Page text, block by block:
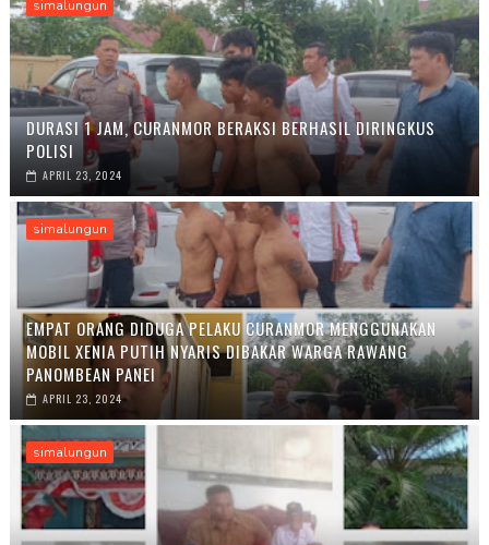
simalungun
DURASI 1 JAM, CURANMOR BERAKSI BERHASIL DIRINGKUS
POLISI
APRIL 23, 2024
simalungun
EMPAT ORANG DIDUGA PELAKU CURANMOR MENGGUNAKAN
MOBIL XENIA PUTIH NYARIS DIBAKAR WARGA RAWANG
PANOMBEAN PANEI
APRIL 23, 2024
simalungun